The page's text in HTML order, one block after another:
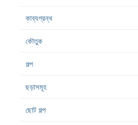
কাব্যগ্রন্থ
কৌতুক
গল্প
ছড়াসমূহ
ছোট গল্প